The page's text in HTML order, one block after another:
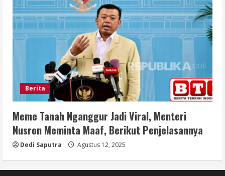
Berita
Meme Tanah Nganggur Jadi Viral, Menteri
Nusron Meminta Maaf, Berikut Penjelasannya
Dedi Saputra Agustus 12, 2025